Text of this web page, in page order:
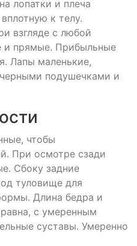
лопатки и плеча
к телу.
взгляде с любой
и прямые. Прибыльные
Лапы маленькие,
подушечками и
чтобы
При осмотре сзади
Сбоку задние
туловище для
Длина бедра и
с умеренным
суставы. Умеренно